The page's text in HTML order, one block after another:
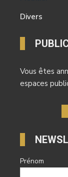
Divers
Vous êtes
espaces
Prénom